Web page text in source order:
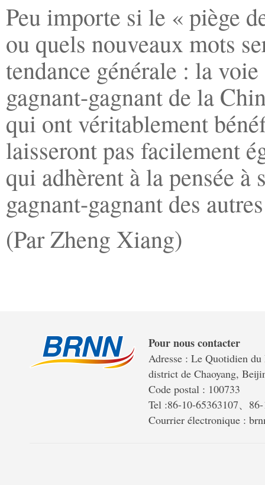
Peu importe si le « piège
ou quels nouveaux mots
tendance générale : la
gagnant-gagnant de la
qui ont véritablement
laisseront pas facilement
qui adhèrent à la pensée
gagnant-gagnant des
(Par Zheng Xiang)
Pour nous contacter
Adresse : Le Quotidien
district de Chaoyang,
Code postal : 100733
Tel :86-10-65363107、
Courrier électronique :